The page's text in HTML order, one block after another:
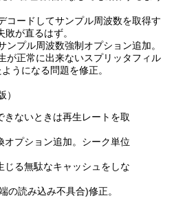
コードしてサンプル周波数を取得す
が直るはず。
プル周波数強制オプション追加。
が正常に出来ないスプリッタフィル
うになる問題を修正。
）
きないときは再生レートを取
オプション追加。シーク単位
じる無駄なキャッシュをしな
の読み込み不具合)修正。